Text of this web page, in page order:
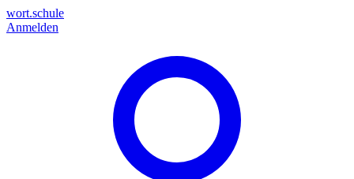
wort.schule
Anmelden